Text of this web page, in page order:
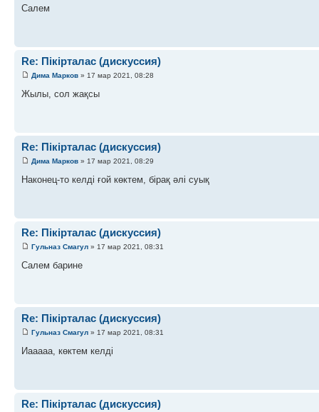
Салем
Re: Пікірталас (дискуссия)
Дима Марков » 17 мар 2021, 08:28
Жылы, сол жақсы
Re: Пікірталас (дискуссия)
Дима Марков » 17 мар 2021, 08:29
Наконец-то келді ғой көктем, бірақ әлі суық
Re: Пікірталас (дискуссия)
Гульназ Смагул » 17 мар 2021, 08:31
Салем барине
Re: Пікірталас (дискуссия)
Гульназ Смагул » 17 мар 2021, 08:31
Иааааа, көктем келді
Re: Пікірталас (дискуссия)